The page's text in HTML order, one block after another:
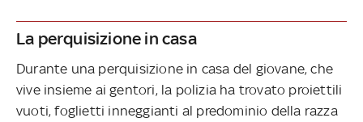
La perquisizione in casa
Durante una perquisizione in casa del giovane, che
vive insieme ai gentori, la polizia ha trovato proiettili
vuoti, foglietti inneggianti al predominio della razza